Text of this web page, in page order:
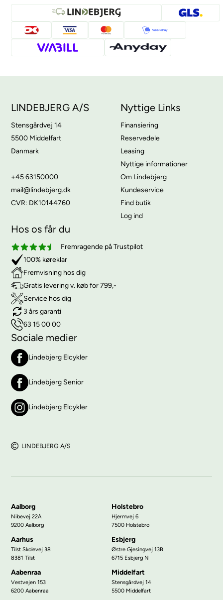
LINDEBJERG A/S
Stensgårdvej 14
5500 Middelfart
Danmark
+45 63150000
mail@lindebjerg.dk
CVR: DK10144760
Nyttige Links
Finansiering
Reservedele
Leasing
Nyttige informationer
Om Lindebjerg
Kundeservice
Find butik
Log ind
Hos os får du
Fremragende på Trustpilot
100% køreklar
Fremvisning hos dig
Gratis levering v. køb for 799,-
Service hos dig
3 års garanti
63 15 00 00
Sociale medier
Lindebjerg Elcykler
Lindebjerg Senior
Lindebjerg Elcykler
LINDEBJERG A/S
Aalborg
Nibevej 22A
9200 Aalborg
Holstebro
Hjermvej 6
7500 Holstebro
Aarhus
Tilst Skolevej 38
8381 Tilst
Esbjerg
Østre Gjesingvej 13B
6715 Esbjerg N
Aabenraa
Vestvejen 153
6200 Aabenraa
Middelfart
Stensgårdvej 14
5500 Middelfart